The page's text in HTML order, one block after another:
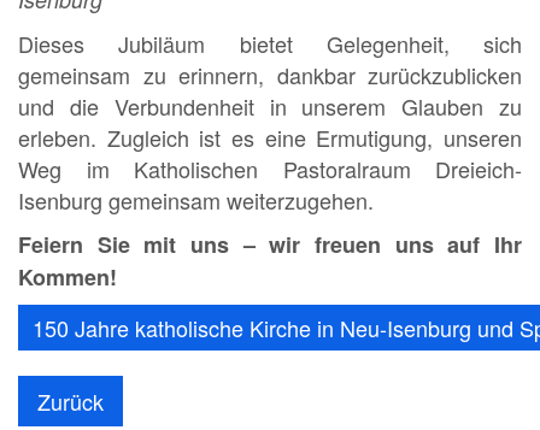
Dieses Jubiläum bietet Gelegenheit, sich
gemeinsam zu erinnern, dankbar zurückzublicken
und die Verbundenheit in unserem Glauben zu
erleben. Zugleich ist es eine Ermutigung, unseren
Weg im Katholischen Pastoralraum Dreieich-
Isenburg gemeinsam weiterzugehen.
Feiern Sie mit uns – wir freuen uns auf Ihr
Kommen!
150 Jahre katholische Kirche in Neu-Isenburg und
Zurück